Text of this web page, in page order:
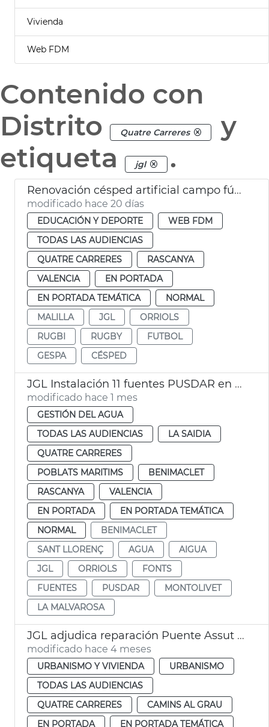
Vivienda
Web FDM
Contenido con
Distrito
Quatre Carreres
y
etiqueta
jgl .
Renovación césped artificial campo fútbol Orriols y Quatre Carreres y campo rugby Cuatro Carreres València
modificado hace 20 días
EDUCACIÓN Y DEPORTE
WEB FDM
TODAS LAS AUDIENCIAS
QUATRE CARRERES
RASCANYA
VALENCIA
EN PORTADA
EN PORTADA TEMÁTICA
NORMAL
MALILLA
JGL
ORRIOLS
RUGBI
RUGBY
FUTBOL
GESPA
CÉSPED
JGL Instalación 11 fuentes PUSDAR en València
modificado hace 1 mes
GESTIÓN DEL AGUA
TODAS LAS AUDIENCIAS
LA SAIDIA
QUATRE CARRERES
POBLATS MARITIMS
BENIMACLET
RASCANYA
VALENCIA
EN PORTADA
EN PORTADA TEMÁTICA
NORMAL
BENIMACLET
SANT LLORENÇ
AGUA
AIGUA
JGL
ORRIOLS
FONTS
FUENTES
PUSDAR
MONTOLIVET
LA MALVAROSA
JGL adjudica reparación Puente Assut de l'Or València
modificado hace 4 meses
URBANISMO Y VIVIENDA
URBANISMO
TODAS LAS AUDIENCIAS
QUATRE CARRERES
CAMINS AL GRAU
EN PORTADA
EN PORTADA TEMÁTICA